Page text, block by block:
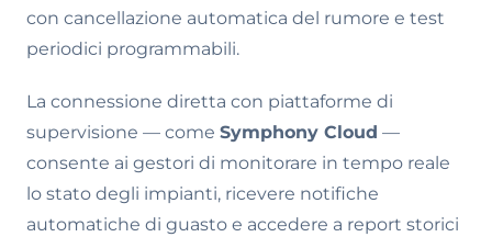
con cancellazione automatica del rumore e test
periodici programmabili.
La connessione diretta con piattaforme di
supervisione — come Symphony Cloud —
consente ai gestori di monitorare in tempo reale
lo stato degli impianti, ricevere notifiche
automatiche di guasto e accedere a report storici